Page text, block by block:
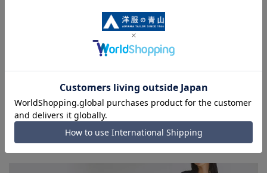
■平置き・メジャーでの採寸の為、素材や仕様等により実際の
商品とサイズに若干の誤差が生じる場合がございます。予めご
上、ご注文いただいたタイミングにより欠品が発生し、ご注文
を完了できない場合がございます。予めご了承ください。(お
急ぎ発送のご注文につきましても、ご注文のタイミングによっ
てはお急ぎ発送サービスを選択できない場合がございます。)